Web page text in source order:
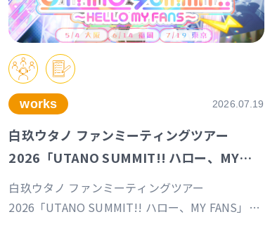
works 2026.07.19
白玖ウタノ ファンミーティングツアー
2026「UTANO SUMMIT!! ハロー、MY
FANS」東京公演
白玖ウタノ ファンミーティングツアー
2026「UTANO SUMMIT!! ハロー、MY FANS」東